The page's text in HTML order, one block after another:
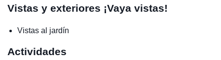
Vistas y exteriores ¡Vaya vistas!
Vistas al jardín
Actividades